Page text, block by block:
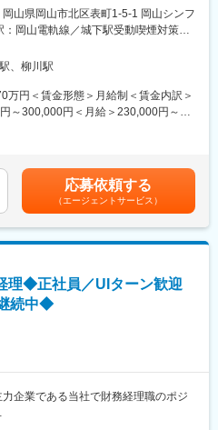
クビジネス
職としてグループ法人7社を支えるポ
任せ
や新卒中途社員の入社手続き業務など
名）を管理する総務人事業務全般
女性2名）
クビジネスで創業以来22年間売上増
山県岡山市北区表町1-5-1 岡山シンフ
：岡山電軌線／城下駅受動喫煙対策：
範囲：無
、柳川駅
万円＜賃金形態＞月給制＜賃金内訳＞
～300,000円＜月給＞230,000円～
応募依頼する
（エージェントサービス）
理◆正社員／UIターン歓迎
続中◆
企業である当社で財務経理職のポジ